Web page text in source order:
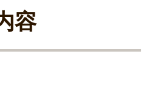
容